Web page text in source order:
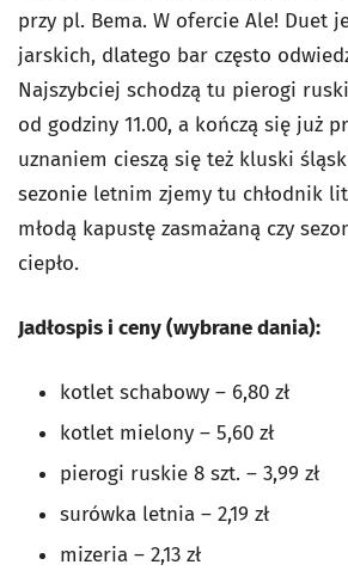
przy pl. Bema. W ofercie Ale! Duet
jarskich, dlatego bar często
Najszybciej schodzą tu pierogi
od godziny 11.00, a kończą się już
uznaniem cieszą się też kluski
sezonie letnim zjemy tu chłodnik
młodą kapustę zasmażaną czy
ciepło.
Jadłospis i ceny (wybrane dania):
kotlet schabowy – 6,80 zł
kotlet mielony – 5,60 zł
pierogi ruskie 8 szt. – 3,99 zł
surówka letnia – 2,19 zł
mizeria – 2,13 zł